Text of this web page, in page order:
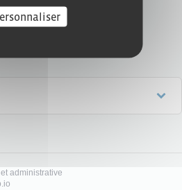
du choix des parties.
administrative